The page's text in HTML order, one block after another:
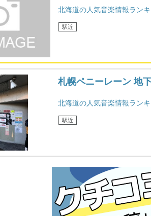
北海道の人気音楽情報ラン
駅近
札幌ペニーレーン 地
北海道の人気音楽情報ラン
駅近